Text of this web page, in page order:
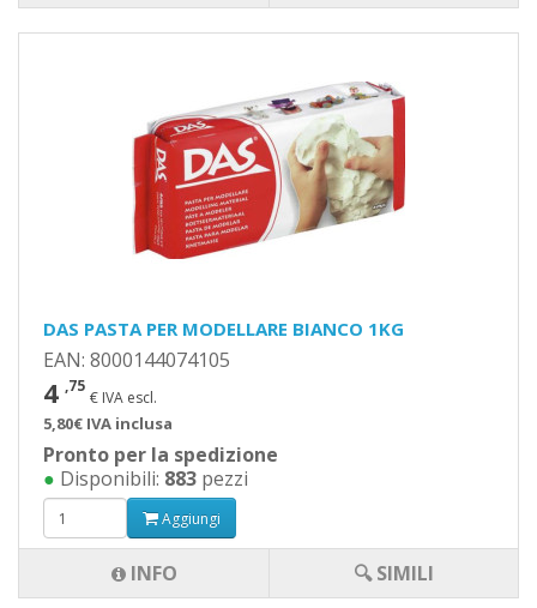
DAS PASTA PER MODELLARE BIANCO 1KG
EAN: 8000144074105
4 ,75
€ IVA escl.
5,80€ IVA inclusa
Pronto per la spedizione
● Disponibili: 883 pezzi
Aggiungi
INFO 🔍 SIMILI